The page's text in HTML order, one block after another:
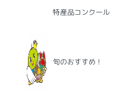
特産品コンクール
旬のおすすめ！